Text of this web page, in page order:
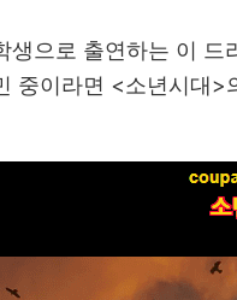
생으로 출연하는 이
중이라면 <소년시대